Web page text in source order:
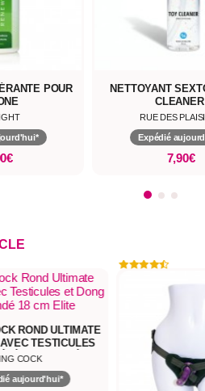
TOY
PLAISIRS
LUBRIFIANT
Expédié
18,90€